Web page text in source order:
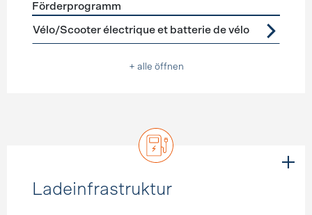
Förderprogramme Elektrofahrzeuge
Förderprogramm
Vélo/Scooter électrique et batterie de vélo
+ alle öffnen
Ladeinfrastruktur